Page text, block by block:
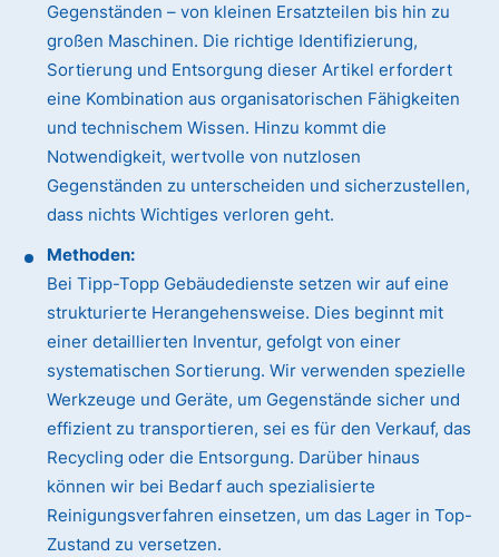
Gegenständen – von kleinen Ersatzteilen bis hin zu
großen Maschinen. Die richtige Identifizierung,
Sortierung und Entsorgung dieser Artikel erfordert
eine Kombination aus organisatorischen Fähigkeiten
und technischem Wissen. Hinzu kommt die
Notwendigkeit, wertvolle von nutzlosen
Gegenständen zu unterscheiden und sicherzustellen,
dass nichts Wichtiges verloren geht.
Methoden:
Bei Tipp-Topp Gebäudedienste setzen wir auf eine
strukturierte Herangehensweise. Dies beginnt mit
einer detaillierten Inventur, gefolgt von einer
systematischen Sortierung. Wir verwenden spezielle
Werkzeuge und Geräte, um Gegenstände sicher und
effizient zu transportieren, sei es für den Verkauf, das
Recycling oder die Entsorgung. Darüber hinaus
können wir bei Bedarf auch spezialisierte
Reinigungsverfahren einsetzen, um das Lager in Top-
Zustand zu versetzen.